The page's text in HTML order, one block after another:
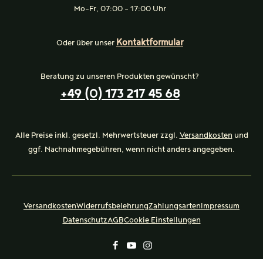
Mo-Fr, 07:00 - 17:00 Uhr
Oder über unser Kontaktformular
Beratung zu unseren Produkten gewünscht?
+49 (0) 173 217 45 68
Alle Preise inkl. gesetzl. Mehrwertsteuer zzgl. Versandkosten und
ggf. Nachnahmegebühren, wenn nicht anders angegeben.
VersandkostenWiderrufsbelehrungZahlungsartenImpressum
DatenschutzAGBCookie Einstellungen